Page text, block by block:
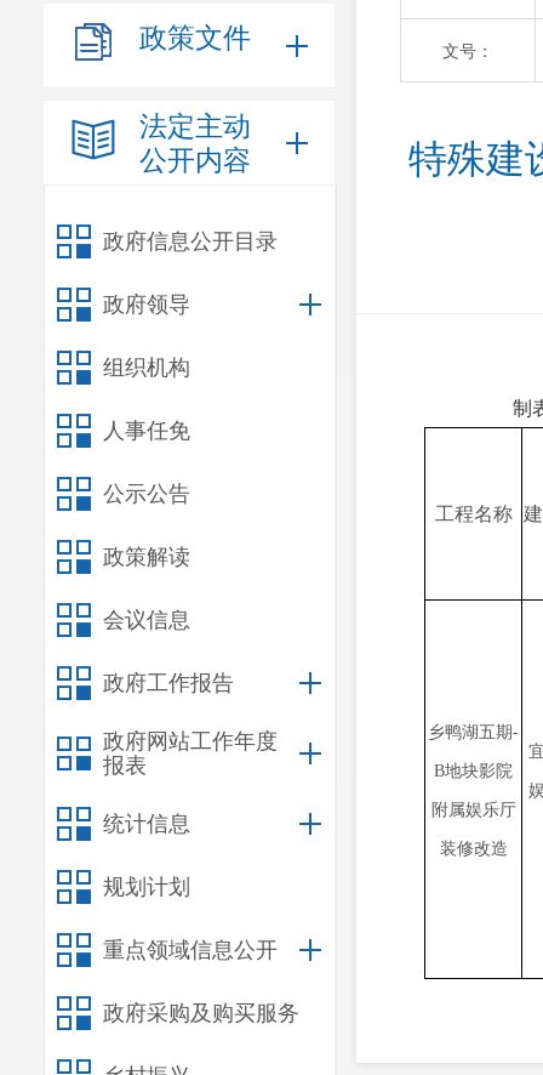
政策文件
法定主动
公开内容
政府信息公开目录
政府领导
组织机构
人事任免
公示公告
政策解读
会议信息
政府工作报告
政府网站工作年度
报表
统计信息
规划计划
重点领域信息公开
政府采购及购买服务
文号：
特殊建
制
工程名称
乡鸭湖五期-
B地块影院
附属娱乐厅
装修改造